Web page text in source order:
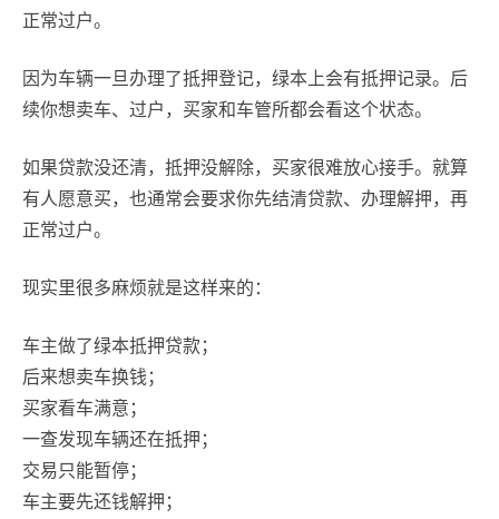
正常过户。
因为车辆一旦办理了抵押登记，绿本上会有抵押记录。后
续你想卖车、过户，买家和车管所都会看这个状态。
如果贷款没还清，抵押没解除，买家很难放心接手。就算
有人愿意买，也通常会要求你先结清贷款、办理解押，再
正常过户。
现实里很多麻烦就是这样来的：
车主做了绿本抵押贷款；
后来想卖车换钱；
买家看车满意；
一查发现车辆还在抵押；
交易只能暂停；
车主要先还钱解押；